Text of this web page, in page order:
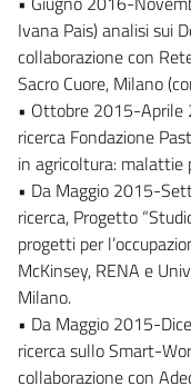
Ivana Pais) analisi sui
collaborazione con
Sacro Cuore, Milano
• Ottobre 2015-Aprile
ricerca Fondazione
in agricoltura: malattie
• Da Maggio 2015-
ricerca, Progetto
progetti per
McKinsey, RENA e
Milano.
• Da Maggio 2015-
ricerca sullo Smart-
collaborazione con